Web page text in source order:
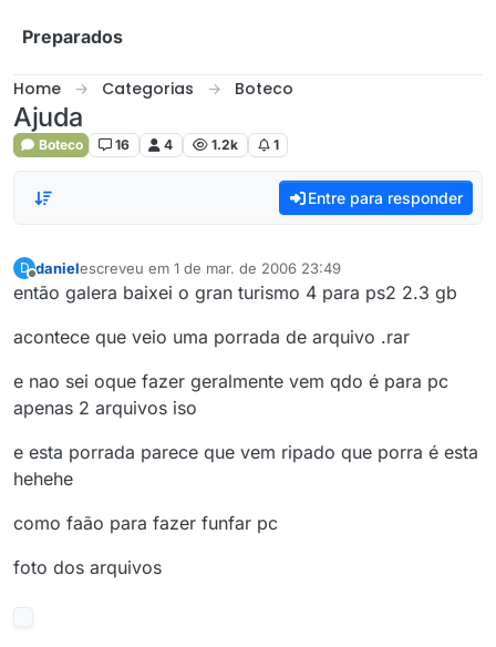
Preparados
Home Categorias Boteco
Ajuda
Boteco 16 4 1.2k 1
Entre para responder
D
Offline
danielescreveu em 1 de mar. de 2006 23:49
última edição por
então galera baixei o gran turismo 4 para ps2 2.3 gb
acontece que veio uma porrada de arquivo .rar
e nao sei oque fazer geralmente vem qdo é para pc
apenas 2 arquivos iso
e esta porrada parece que vem ripado que porra é esta
hehehe
como faão para fazer funfar pc
foto dos arquivos